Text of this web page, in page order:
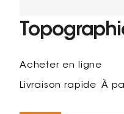
Acheter en ligne
Livraison rapide À